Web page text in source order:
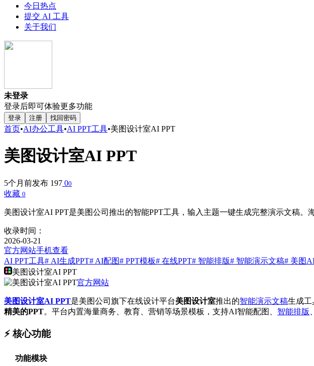
今日热点
提交 AI 工具
关于我们
未登录
登录后即可体验更多功能
登录 注册 找回密码
首页•AI办公工具•AI PPT工具•美图设计室AI PPT
美图设计室AI PPT
5个月前发布 197 00
收藏 0
美图设计室AI PPT是美图公司推出的智能PPT工具，输入主题一键生成完整演示文稿
收录时间：
2026-03-21
官方网站手机查看
AI PPT工具# AI生成PPT# AI配图# PPT模板# 在线PPT# 智能排版# 智能演示文稿# 美图
美图设计室AI PPT
官方网站
美图设计室AI PPT是美图公司旗下在线设计平台美图设计室推出的智能演示文稿生成工
精美的PPT。平台内置海量商务、教育、营销等场景模板，支持AI智能配图、 智能排版
⚡️ 核心功能
功能模块